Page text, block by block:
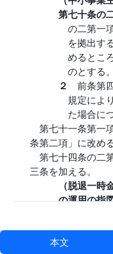
第七十条の
の二第一
を拠出す
めるとこ
のとする。
２ 前条第
規定によ
た場合に
第七十一条第一
条第二項」に改める
第七十四条の二
三条を加える。
（脱退一
の運用の指
は、前条
脱退一時
本文